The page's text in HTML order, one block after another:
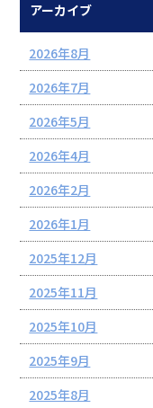
アーカイブ
2026年8月
2026年7月
2026年5月
2026年4月
2026年2月
2026年1月
2025年12月
2025年11月
2025年10月
2025年9月
2025年8月